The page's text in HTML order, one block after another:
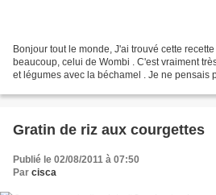
Bonjour tout le monde, J'ai trouvé cette
beaucoup, celui de Wombi . C'est vraiment
et légumes avec la béchamel . Je ne pensais
Gratin de riz aux courgettes
Publié le 02/08/2011 à 07:50
Par cisca